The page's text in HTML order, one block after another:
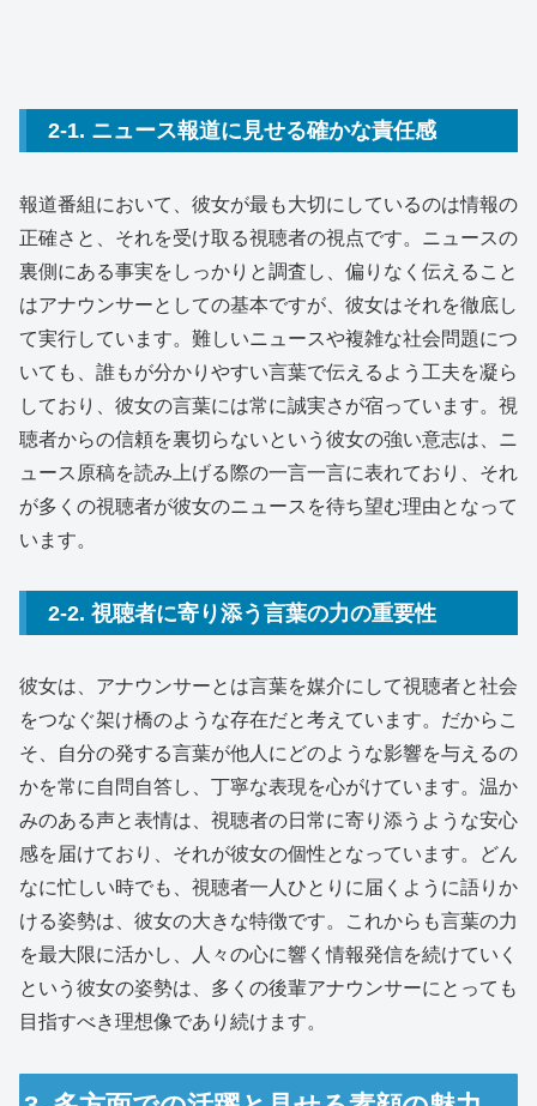
2-1. ニュース報道に見せる確かな責任感
報道番組において、彼女が最も大切にしているのは情報の
正確さと、それを受け取る視聴者の視点です。ニュースの
裏側にある事実をしっかりと調査し、偏りなく伝えること
はアナウンサーとしての基本ですが、彼女はそれを徹底し
て実行しています。難しいニュースや複雑な社会問題につ
いても、誰もが分かりやすい言葉で伝えるよう工夫を凝ら
しており、彼女の言葉には常に誠実さが宿っています。視
聴者からの信頼を裏切らないという彼女の強い意志は、ニ
ュース原稿を読み上げる際の一言一言に表れており、それ
が多くの視聴者が彼女のニュースを待ち望む理由となって
います。
2-2. 視聴者に寄り添う言葉の力の重要性
彼女は、アナウンサーとは言葉を媒介にして視聴者と社会
をつなぐ架け橋のような存在だと考えています。だからこ
そ、自分の発する言葉が他人にどのような影響を与えるの
かを常に自問自答し、丁寧な表現を心がけています。温か
みのある声と表情は、視聴者の日常に寄り添うような安心
感を届けており、それが彼女の個性となっています。どん
なに忙しい時でも、視聴者一人ひとりに届くように語りか
ける姿勢は、彼女の大きな特徴です。これからも言葉の力
を最大限に活かし、人々の心に響く情報発信を続けていく
という彼女の姿勢は、多くの後輩アナウンサーにとっても
目指すべき理想像であり続けます。